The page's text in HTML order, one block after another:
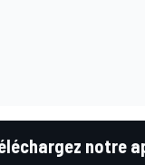
notre